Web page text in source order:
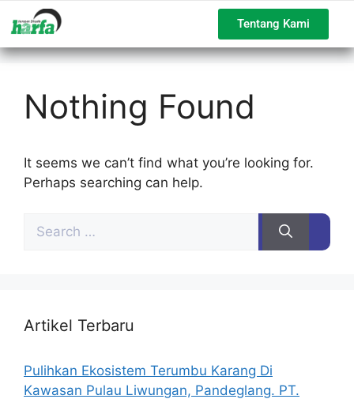
Tentang Kami
Nothing Found
It seems we can’t find what you’re looking for.
Perhaps searching can help.
Artikel Terbaru
Pulihkan Ekosistem Terumbu Karang Di
Kawasan Pulau Liwungan, Pandeglang. PT.